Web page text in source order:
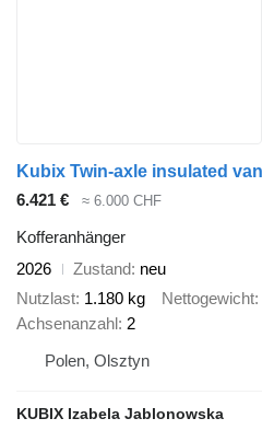
6.421 € ≈ 6.000 CHF
Kofferanhänger
2026
Zustand neu
Nutzlast 1.180 kg Nettogewicht
Achsenanzahl 2
Polen, Olsztyn
KUBIX Izabela Jablonowska